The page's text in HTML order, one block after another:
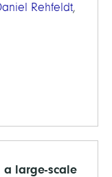
Rehfeldt,
a large-scale